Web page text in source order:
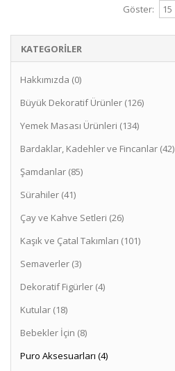
Puro Aksesuarı
..
Sepete Ekle
Puro Aksesuarı
..
Sepete Ekle
Göster:
KATEGORILER
Hakkımızda (0)
Büyük Dekoratif Ürünler (126)
Yemek Masası Ürünleri (134)
Bardaklar, Kadehler ve Fincanlar (42)
Şamdanlar (85)
Sürahiler (41)
Çay ve Kahve Setleri (26)
Kaşık ve Çatal Takımları (101)
Semaverler (3)
Dekoratif Figürler (4)
Kutular (18)
Bebekler İçin (8)
Puro Aksesuarları (4)